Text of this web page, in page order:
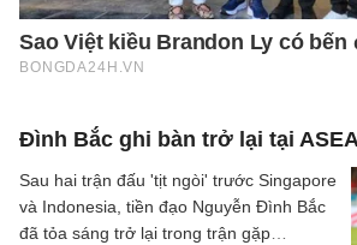
Đình Bắc ghi bàn trở lại tại
Sau hai trận đấu 'tịt ngòi' trước Singapore
và Indonesia, tiền đạo Nguyễn Đình Bắc
đã tỏa sáng trở lại trong trận gặp